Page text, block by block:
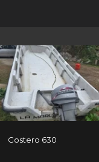
Costero 630